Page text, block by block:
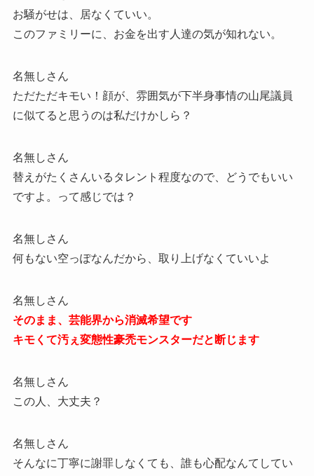
お騒がせは、居なくていい。
このファミリーに、お金を出す人達の気が知れない。
名無しさん
ただただキモい！顔が、雰囲気が下半身事情の山尾議員
に似てると思うのは私だけかしら？
名無しさん
替えがたくさんいるタレント程度なので、どうでもいい
ですよ。って感じでは？
名無しさん
何もない空っぽなんだから、取り上げなくていいよ
名無しさん
そのまま、芸能界から消滅希望です
キモくて汚ぇ変態性豪禿モンスターだと断じます
名無しさん
この人、大丈夫？
名無しさん
そんなに丁寧に謝罪しなくても、誰も心配なんてしてい